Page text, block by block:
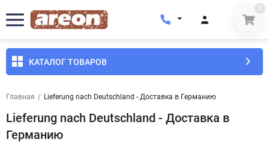
0
КАТАЛОГ ТОВАРОВ
Главная / Lieferung nach Deutschland - Доставка в Германию
Lieferung nach Deutschland - Доставка в
Германию